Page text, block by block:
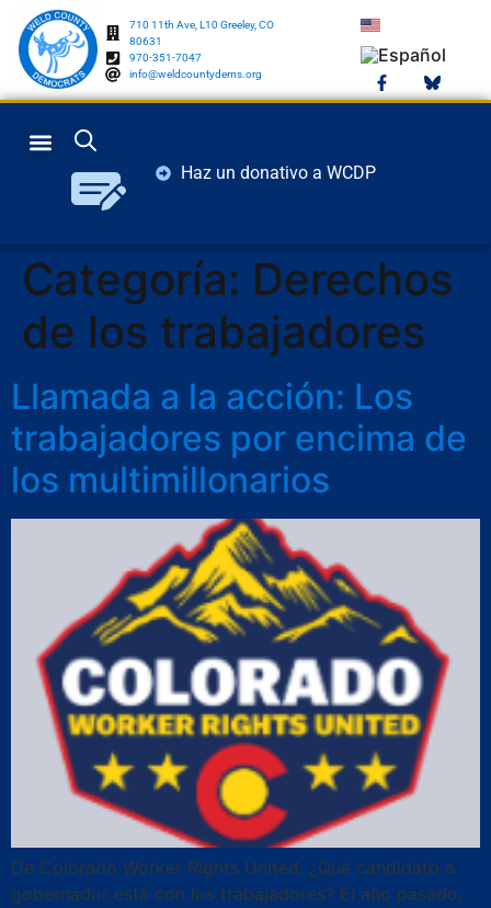
710 11th Ave, L10 Greeley, CO
80631
970-351-7047
info@weldcountydems.org
Haz un donativo a WCDP
Categoría: Derechos
de los trabajadores
Llamada a la acción: Los
trabajadores por encima de
los multimillonarios
De Colorado Worker Rights United: ¿Qué candidato a
gobernador está con los trabajadores? El año pasado,